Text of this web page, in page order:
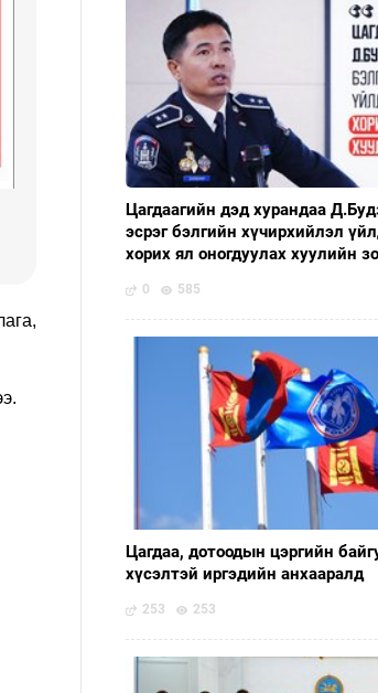
Цагдаагийн дэд хурандаа
эсрэг бэлгийн хүчирхийлэл
хорих ял оногдуулах хуулийн
0 585
Цагдаа, дотоодын цэргийн
хүсэлтэй иргэдийн анхааралд
253 253